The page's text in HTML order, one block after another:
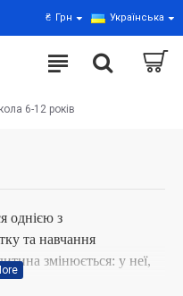
₴ Грн Українська
6-12 років
однією з
та навчання
змінюється: у неї,
починається «голод